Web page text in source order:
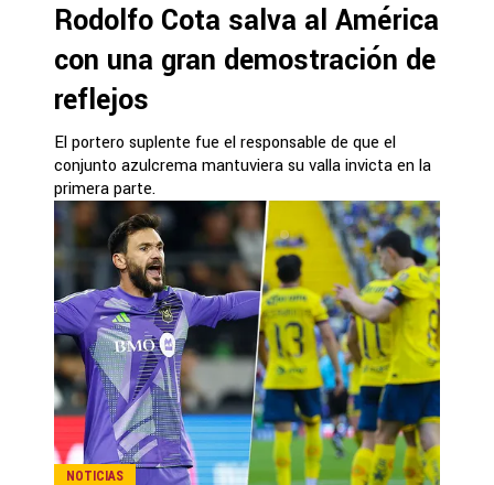
Rodolfo Cota salva al América
con una gran demostración de
reflejos
El portero suplente fue el responsable de que el
conjunto azulcrema mantuviera su valla invicta en la
primera parte.
NOTICIAS